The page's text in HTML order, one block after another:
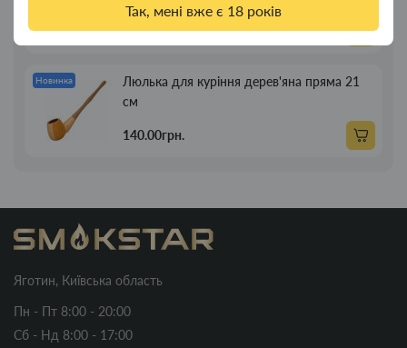
Так, мені вже є 18 років
89.00грн.
Новинка
Люлька для куріння дерев'яна пряма 21
см
140.00грн.
Яготин, Київська область
Пн - Пт 8:00 - 20:00
Сб - Нд 8:00 - 17:00